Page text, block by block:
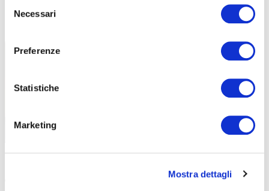
delNecessari
Preferenze
Statistiche
Marketing
Mostra dettagli
|